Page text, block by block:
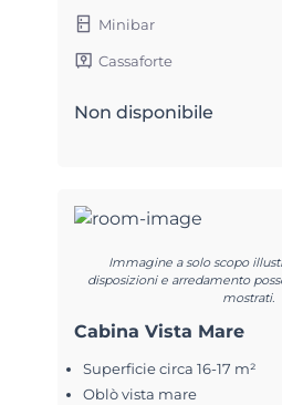
Minibar
Cassaforte
Non disponibile
Immagine a solo scopo
disposizioni e arredamento
mostrati.
Cabina Vista Mare
Superficie circa 16-17 m²
Oblò vista mare